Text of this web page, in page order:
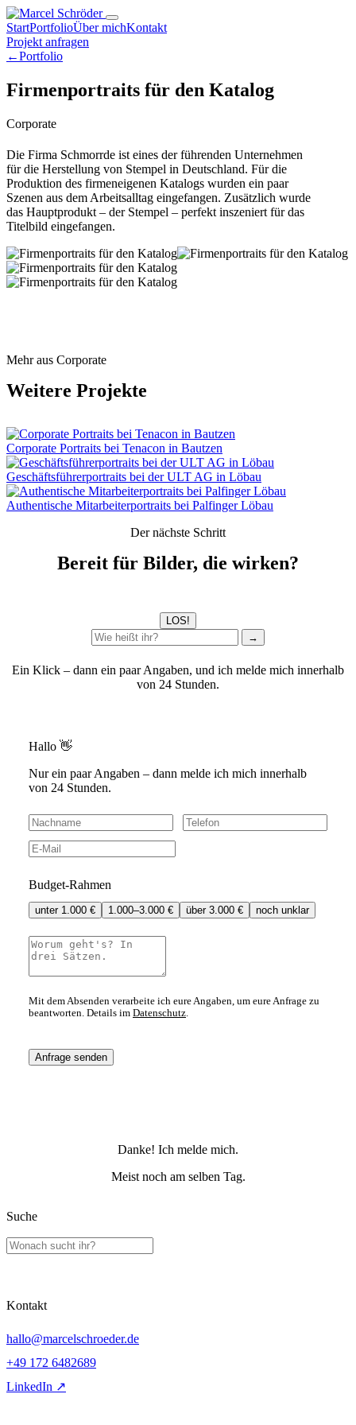
StartPortfolioÜber michKontakt
Projekt anfragen
←Portfolio
Firmenportraits für den Katalog
Corporate
Die Firma Schmorrde ist eines der führenden Unternehmen
für die Herstellung von Stempel in Deutschland. Für die
Produktion des firmeneigenen Katalogs wurden ein paar
Szenen aus dem Arbeitsalltag eingefangen. Zusätzlich wurde
das Hauptprodukt – der Stempel – perfekt inszeniert für das
Titelbild eingefangen.
Mehr aus Corporate
Weitere Projekte
Corporate Portraits bei Tenacon in Bautzen
Geschäftsführerportraits bei der ULT AG in Löbau
Authentische Mitarbeiterportraits bei Palfinger Löbau
Der nächste Schritt
Bereit für Bilder, die wirken?
LOS!
→
Ein Klick – dann ein paar Angaben, und ich melde mich innerhalb
von 24 Stunden.
Hallo 👋
Nur ein paar Angaben – dann melde ich mich innerhalb
von 24 Stunden.
Budget-Rahmen
unter 1.000 € 1.000–3.000 € über 3.000 € noch unklar
Mit dem Absenden verarbeite ich eure Angaben, um eure Anfrage zu
beantworten. Details im Datenschutz.
Anfrage senden
Danke! Ich melde mich.
Meist noch am selben Tag.
Suche
Kontakt
hallo@marcelschroeder.de
+49 172 6482689
LinkedIn ↗